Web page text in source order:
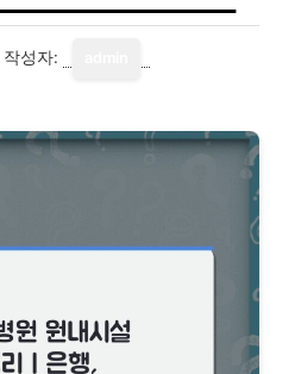
작성자: